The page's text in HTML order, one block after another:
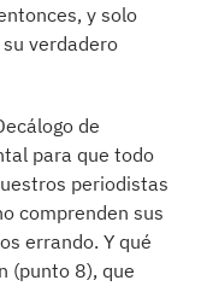
y solo
verdadero
de
para que todo
periodistas
comprenden sus
errando. Y qué
(punto 8), que